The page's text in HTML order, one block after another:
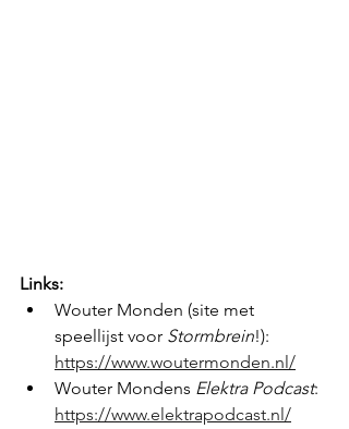
Links:
Wouter Monden (site met
speellijst voor Stormbrein!):
https://www.woutermonden.nl/
Wouter Mondens Elektra Podcast:
https://www.elektrapodcast.nl/